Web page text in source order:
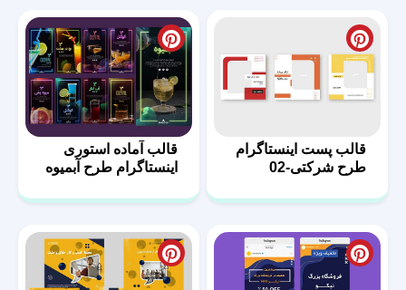
قالب پست اینستاگرام
طرح شرکتی-02
قالب آماده استوری
اینستاگرام طرح آبمیوه